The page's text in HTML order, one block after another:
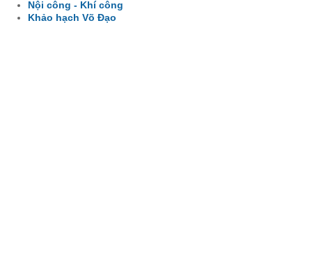
Nội công - Khí công
Khảo hạch Võ Đạo